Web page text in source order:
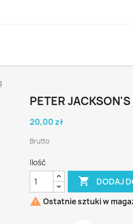
PETER
20,00 zł
Brutto
Ilość
 DODAJ
 Ostatnie sztuki w